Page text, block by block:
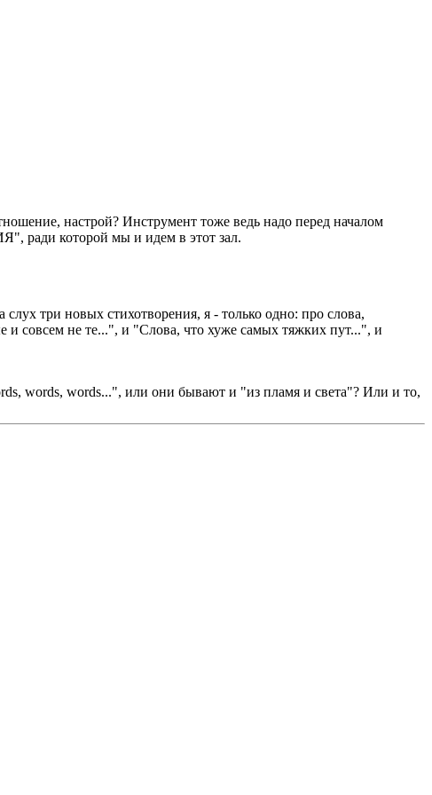
настрой? Инструмент тоже ведь надо перед началом
ради которой мы и идем в этот зал.
три новых стихотворения, я - только одно: про слова,
совсем не те...", и "Слова, что хуже самых тяжких пут...", и
words, words...", или они бывают и "из пламя и света"? Или и то,